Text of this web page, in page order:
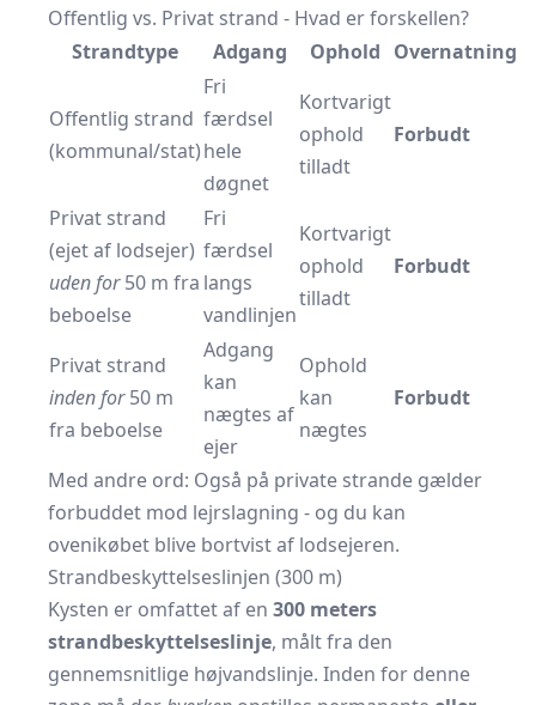
Offentlig vs. Privat strand - Hvad er forskellen?
Strandtype
Adgang Ophold Overnatning
Offentlig strand
(kommunal/stat)
Fri
færdsel
hele
døgnet
Kortvarigt
ophold
tilladt
Forbudt
Privat strand
(ejet af lodsejer)
uden for50 m fra
beboelse
Fri
færdsel
langs
vandlinjen
Kortvarigt
ophold
tilladt
Forbudt
Privat strand
inden for50 m
fra beboelse
Adgang
kan
nægtes af
ejer
Ophold
kan
nægtes
Forbudt
Med andre ord: Også på private strande gælder
forbuddet mod lejrslagning - og du kan
ovenikøbet blive bortvist af lodsejeren.
Strandbeskyttelseslinjen (300 m)
Kysten er omfattet af en 300 meters
strandbeskyttelseslinje, målt fra den
gennemsnitlige højvandslinje. Inden for denne